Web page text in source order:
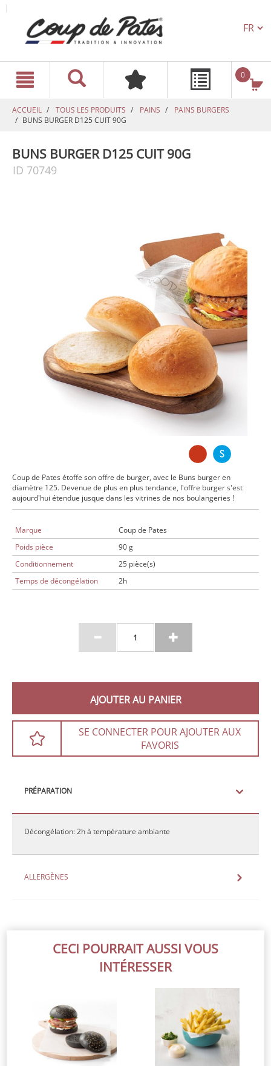
0
ACCUEIL TOUS LES PRODUITS PAINS
PAINS BURGERS
BUNS BURGER D125 CUIT 90G
BUNS BURGER D125 CUIT 90G
ID 70749
Coup de Pates étoffe son offre de burger, avec le Buns burger en
diamètre 125. Devenue de plus en plus tendance, l'offre burger s'est
aujourd'hui étendue jusque dans les vitrines de nos boulangeries !
Marque
Coup de Pates
Poids pièce
90 g
Conditionnement
25 pièce(s)
Temps de décongélation
2h
AJOUTER AU PANIER
SE CONNECTER POUR AJOUTER AUX
FAVORIS
PRÉPARATION
Décongélation: 2h à température ambiante
ALLERGÈNES
CECI POURRAIT AUSSI VOUS
INTÉRESSER